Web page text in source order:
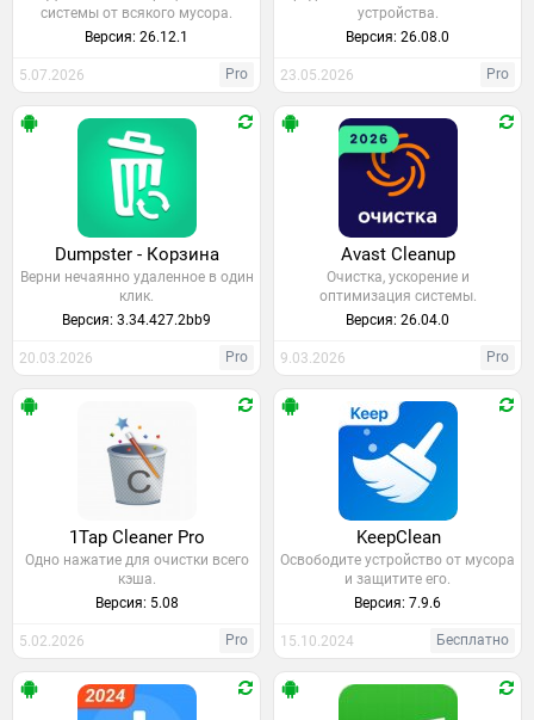
системы от всякого мусора.
Версия: 26.12.1
5.07.2026 Pro
устройства.
Версия: 26.08.0
23.05.2026 Pro
Dumpster - Корзина
Верни нечаянно удаленное в один
клик.
Версия: 3.34.427.2bb9
20.03.2026 Pro
Avast Cleanup
Очистка, ускорение и
оптимизация системы.
Версия: 26.04.0
9.03.2026 Pro
1Tap Cleaner Pro
Одно нажатие для очистки всего
кэша.
Версия: 5.08
5.02.2026 Pro
KeepClean
Освободите устройство от мусора
и защитите его.
Версия: 7.9.6
15.10.2024 Бесплатно